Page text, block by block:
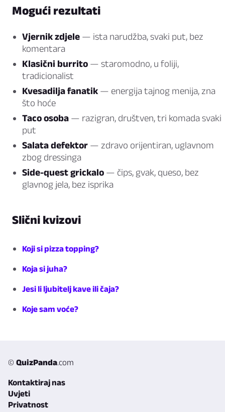
Mogući rezultati
Vjernik zdjele — ista narudžba, svaki put, bez
komentara
Klasični burrito — staromodno, u foliji,
tradicionalist
Kvesadilja fanatik— energija tajnog menija, zna
što hoće
Taco osoba — razigran, društven, tri komada svaki
put
Salata defektor — zdravo orijentiran, uglavnom
zbog dressinga
Side-quest grickalo — čips, gvak, queso, bez
glavnog jela, bez isprika
Slični kvizovi
Koji si pizza topping?
Koja si juha?
Jesi li ljubitelj kave ili čaja?
Koje sam voće?
© QuizPanda.com
Kontaktiraj nas
Uvjeti
Privatnost